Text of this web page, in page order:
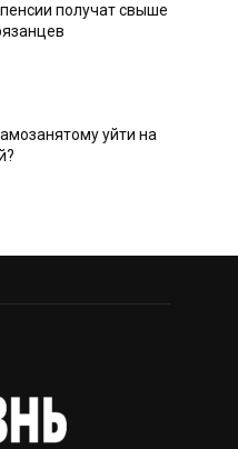
получат свыше
уйти на